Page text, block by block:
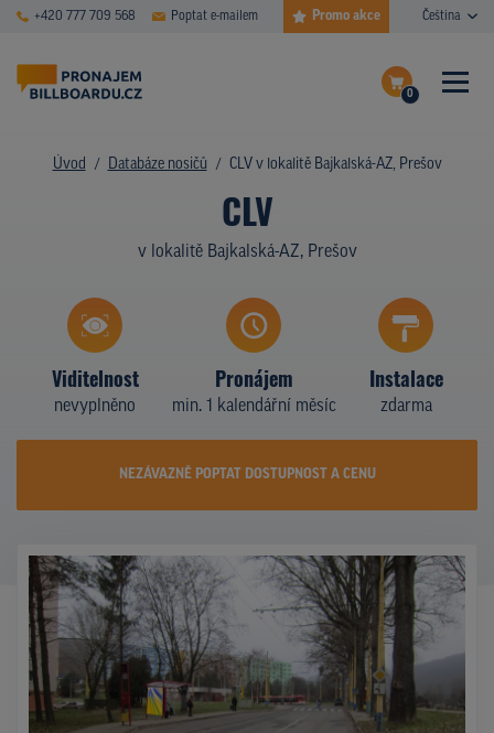
+420 777 709 568 Poptat e-mailem Promo akce Čeština
0
Dokončit poptávku
Zobrazit nosiče na mapě
ČASTÉ DOTAZY
DATABÁZE NOSIČŮ
PLOCHY V AKCI
CENY
Z PRAXE
KDO JSME
PROMO AKCE
Úvod Databáze nosičů CLV v lokalitě Bajkalská-AZ, Prešov
CLV
v lokalitě Bajkalská-AZ, Prešov
Viditelnost
nevyplněno
Pronájem
min. 1 kalendářní měsíc
Instalace
zdarma
NEZÁVAZNĚ POPTAT DOSTUPNOST A CENU